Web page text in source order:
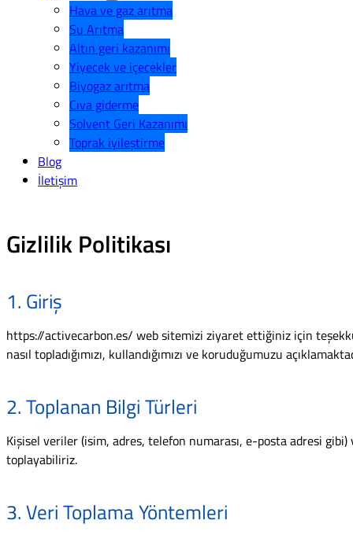
Hava ve gaz arıtma
Su Arıtma
Altın geri kazanımı
Yiyecek ve içecekler
Biyogaz arıtma
Cıva giderme
Solvent Geri Kazanımı
Toprak iyileştirme
Blog
İletişim
Gizlilik Politikası
1. Giriş
https://activecarbon.es/ web sitemizi ziyaret ettiğiniz için
nasıl topladığımızı, kullandığımızı ve koruduğumuzu
2. Toplanan Bilgi Türleri
Kişisel veriler (isim, adres, telefon numarası, e-posta adresi
toplayabiliriz.
3. Veri Toplama Yöntemleri